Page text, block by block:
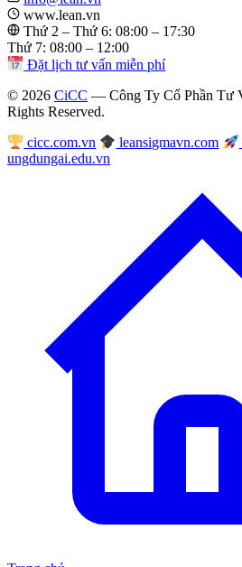
www.lean.vn
Thứ 2 – Thứ 6: 08:00 – 17:30
Thứ 7: 08:00 – 12:00
Đặt lịch tư vấn miễn phí
© 2026 CiCC — Công Ty Cổ Phần Tư
Rights Reserved.
cicc.com.vn leansigmavn.com
ungdungai.edu.vn